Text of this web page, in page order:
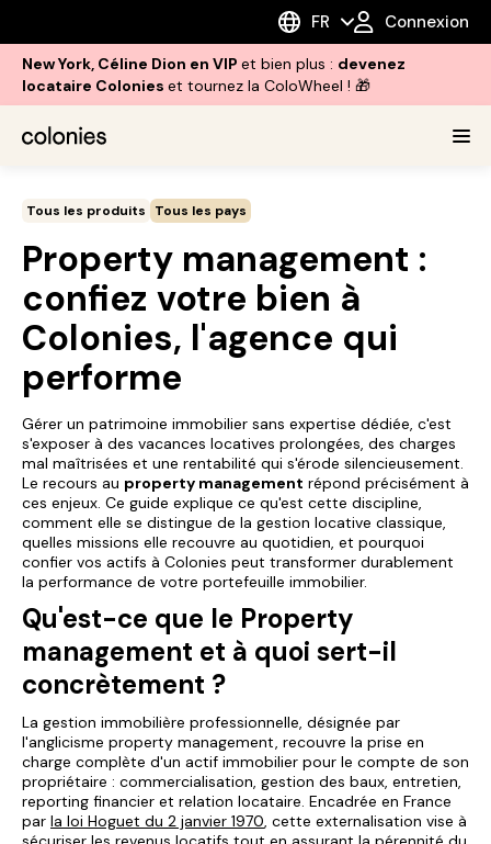
FR Connexion
New York, Céline Dion en VIP et bien plus : devenez
locataire Colonies et tournez la ColoWheel ! 🎁
Tous les produits Tous les pays
Property management :
confiez votre bien à
Colonies, l'agence qui
performe
Gérer un patrimoine immobilier sans expertise dédiée, c'est
s'exposer à des vacances locatives prolongées, des charges
mal maîtrisées et une rentabilité qui s'érode silencieusement.
Le recours au property management répond précisément à
ces enjeux. Ce guide explique ce qu'est cette discipline,
comment elle se distingue de la gestion locative classique,
quelles missions elle recouvre au quotidien, et pourquoi
confier vos actifs à Colonies peut transformer durablement
la performance de votre portefeuille immobilier.
Qu'est-ce que le Property
management et à quoi sert-il
concrètement ?
La gestion immobilière professionnelle, désignée par
l'anglicisme property management, recouvre la prise en
charge complète d'un actif immobilier pour le compte de son
propriétaire : commercialisation, gestion des baux, entretien,
reporting financier et relation locataire. Encadrée en France
par la loi Hoguet du 2 janvier 1970, cette externalisation vise à